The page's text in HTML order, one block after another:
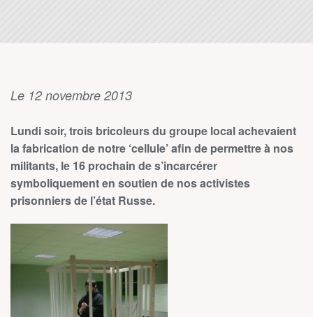
Le 12 novembre 2013
Lundi soir, trois bricoleurs du groupe local achevaient
la fabrication de notre ‘cellule’ afin de permettre à nos
militants, le 16 prochain de s’incarcérer
symboliquement en soutien de nos activistes
prisonniers de l’état Russe.